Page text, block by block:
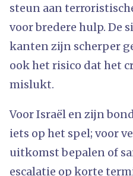
steun aan
voor bredere hulp. De
kanten zijn scherper
ook het risico dat het
mislukt.
Voor Israël en zijn
iets op het spel; voor
uitkomst bepalen of
escalatie op korte